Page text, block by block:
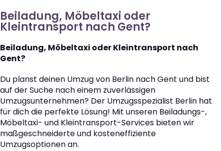
Beiladung, Möbeltaxi oder
Kleintransport nach Gent?
Beiladung, Möbeltaxi oder Kleintransport nach
Gent?
Du planst deinen Umzug von Berlin nach Gent und bist
auf der Suche nach einem zuverlässigen
Umzugsunternehmen? Der Umzugsspezialist Berlin hat
für dich die perfekte Lösung! Mit unseren Beiladungs-,
Möbeltaxi- und Kleintransport-Services bieten wir
maßgeschneiderte und kosteneffiziente
Umzugsoptionen an.